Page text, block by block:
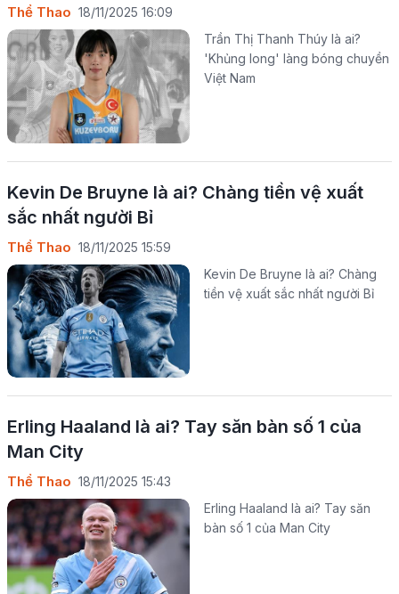
Thể Thao 18/11/2025 16:09
Trần Thị Thanh Thúy là ai?
'Khủng long' làng bóng chuyền
Việt Nam
Kevin De Bruyne là ai? Chàng tiền vệ xuất
sắc nhất người Bỉ
Thể Thao 18/11/2025 15:59
Kevin De Bruyne là ai? Chàng
tiền vệ xuất sắc nhất người Bỉ
Erling Haaland là ai? Tay săn bàn số 1 của
Man City
Thể Thao 18/11/2025 15:43
Erling Haaland là ai? Tay săn
bàn số 1 của Man City